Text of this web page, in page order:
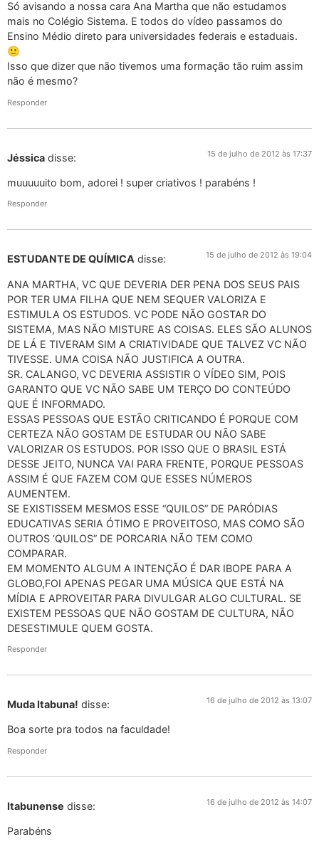
Só avisando a nossa cara Ana Martha que não estudamos
mais no Colégio Sistema. E todos do vídeo passamos do
Ensino Médio direto para universidades federais e estaduais.
🙂
Isso que dizer que não tivemos uma formação tão ruim assim
não é mesmo?
Responder
Jéssica disse: 15 de julho de 2012 às 17:37
muuuuuito bom, adorei ! super criativos ! parabéns !
Responder
ESTUDANTE DE QUÍMICA disse: 15 de julho de 2012 às 19:04
ANA MARTHA, VC QUE DEVERIA DER PENA DOS SEUS PAIS
POR TER UMA FILHA QUE NEM SEQUER VALORIZA E
ESTIMULA OS ESTUDOS. VC PODE NÃO GOSTAR DO
SISTEMA, MAS NÃO MISTURE AS COISAS. ELES SÃO ALUNOS
DE LÁ E TIVERAM SIM A CRIATIVIDADE QUE TALVEZ VC NÃO
TIVESSE. UMA COISA NÃO JUSTIFICA A OUTRA.
SR. CALANGO, VC DEVERIA ASSISTIR O VÍDEO SIM, POIS
GARANTO QUE VC NÃO SABE UM TERÇO DO CONTEÚDO
QUE É INFORMADO.
ESSAS PESSOAS QUE ESTÃO CRITICANDO É PORQUE COM
CERTEZA NÃO GOSTAM DE ESTUDAR OU NÃO SABE
VALORIZAR OS ESTUDOS. POR ISSO QUE O BRASIL ESTÁ
DESSE JEITO, NUNCA VAI PARA FRENTE, PORQUE PESSOAS
ASSIM É QUE FAZEM COM QUE ESSES NÚMEROS
AUMENTEM.
SE EXISTISSEM MESMOS ESSE “QUILOS” DE PARÓDIAS
EDUCATIVAS SERIA ÓTIMO E PROVEITOSO, MAS COMO SÃO
OUTROS ‘QUILOS” DE PORCARIA NÃO TEM COMO
COMPARAR.
EM MOMENTO ALGUM A INTENÇÃO É DAR IBOPE PARA A
GLOBO,FOI APENAS PEGAR UMA MÚSICA QUE ESTÁ NA
MÍDIA E APROVEITAR PARA DIVULGAR ALGO CULTURAL. SE
EXISTEM PESSOAS QUE NÃO GOSTAM DE CULTURA, NÃO
DESESTIMULE QUEM GOSTA.
Responder
Muda Itabuna! disse: 16 de julho de 2012 às 13:07
Boa sorte pra todos na faculdade!
Responder
Itabunense disse: 16 de julho de 2012 às 14:07
Parabéns